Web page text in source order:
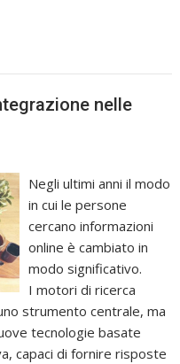
nelle
Negli ultimi anni il modo
in cui le persone
cercano informazioni
online è cambiato in
modo significativo.
I motori di ricerca
strumento centrale, ma
tecnologie basate
capaci di fornire risposte